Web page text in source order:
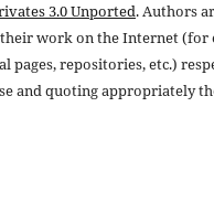
3.0 Unported. Authors
work on the Internet (for
pages, repositories, etc.)
and quoting appropriately